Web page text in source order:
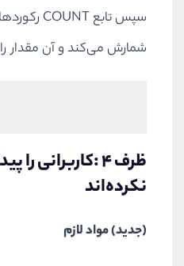
سپس تابعCOUNT
شمارش می‌کند و آن مقدار را
ظرف ۴ :کاربرانی
نکرده‌اند
(جدید) مواد لازم